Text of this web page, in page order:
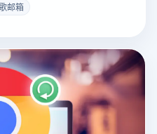
的环境隔离机制。即便使用
指纹、缓存数据等方面，仍
稳定。以下是具体说明：
邮箱